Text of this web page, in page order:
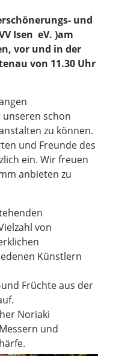
und
Isen eV. )am
vor und in der
von 11.30 Uhr
schon
zu können.
und Freunde des
ein. Wir freuen
anbieten zu
von
Künstlern
Früchte aus der
Noriaki
und